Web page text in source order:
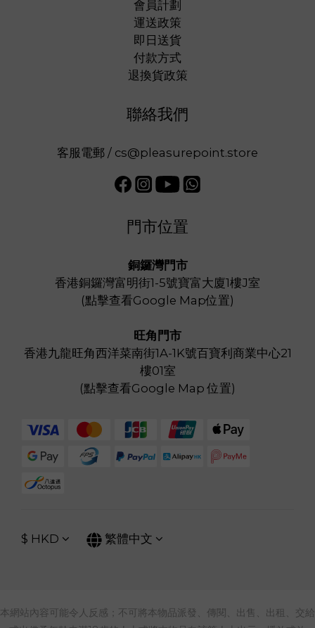
會員計劃
運送政策
即日送貨
付款方式
退換貨政策
聯絡我們
客服電郵 / cs@pleasurepoint.store
門市位置
銅鑼灣門市
香港銅鑼灣富明街1-5號寶富大廈1樓J室
(點擊查看Google Map位置)
旺角門市
香港九龍旺角西洋菜南街1A-1K號百寶利商業中心21
樓01室
(點擊查看Google Map 位置)
$ HKD 繁體中文
本網站內容可能令人反感；不可將本物品派發、傳閱、出售、出租、交給